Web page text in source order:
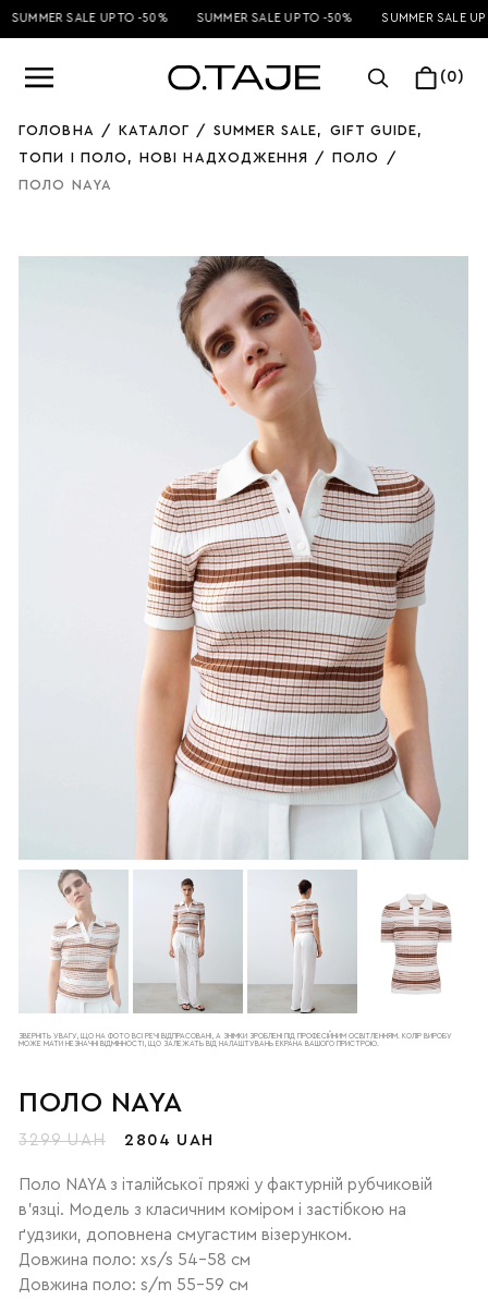
SUMMER SALE UP TO -50% SUMMER SALE UP TO -50% SUMMER SALE UP
(0)
ГОЛОВНА / КАТАЛОГ / SUMMER SALE, GIFT GUIDE,
ТОПИ І ПОЛО , НОВІ НАДХОДЖЕННЯ / ПОЛО /
ПОЛО NAYA
ЗВЕРНІТЬ УВАГУ, ЩО НА ФОТО ВСІ РЕЧІ ВІДПРАСОВАНІ, А ЗНІМКИ ЗРОБЛЕНІ ПІД ПРОФЕСІЙНИМ ОСВІТЛЕННЯМ. КОЛІР ВИРОБУ
МОЖЕ МАТИ НЕЗНАЧНІ ВІДМІННОСТІ, ЩО ЗАЛЕЖАТЬ ВІД НАЛАШТУВАНЬ ЕКРАНА ВАШОГО ПРИСТРОЮ.
ПОЛО NAYA
3299 UAH 2804 UAH
Поло NAYA з італійської пряжі у фактурній рубчиковій
в’язці. Модель з класичним коміром і застібкою на
ґудзики, доповнена смугастим візерунком.
Довжина поло: xs/s 54-58 см
Довжина поло: s/m 55-59 см